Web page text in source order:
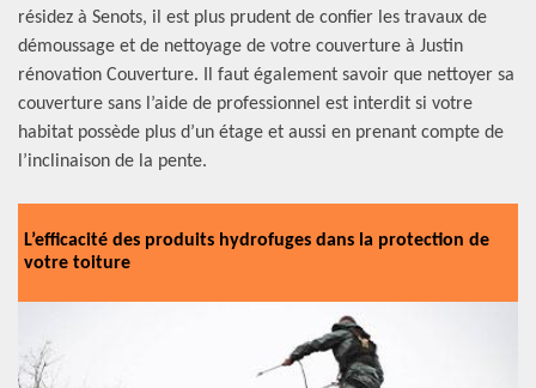
résidez à Senots, il est plus prudent de confier les travaux de
démoussage et de nettoyage de votre couverture à Justin
rénovation Couverture. Il faut également savoir que nettoyer sa
couverture sans l’aide de professionnel est interdit si votre
habitat possède plus d’un étage et aussi en prenant compte de
l’inclinaison de la pente.
L’efficacité des produits hydrofuges dans la protection de
votre toiture